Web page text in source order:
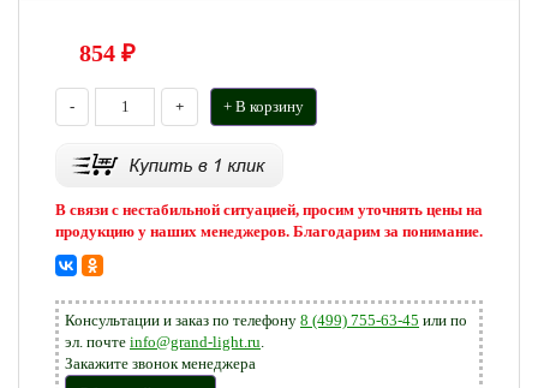
854 ₽
- + + В корзину
В связи с нестабильной ситуацией, просим уточнять цены на
продукцию у наших менеджеров. Благодарим за понимание.
Консультации и заказ по телефону 8 (499) 755-63-45 или по
эл. почте info@grand-light.ru.
Закажите звонок менеджера